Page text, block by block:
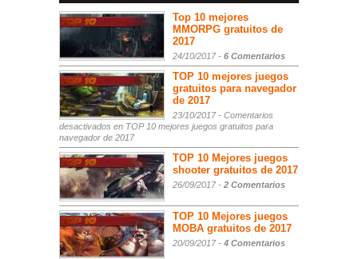
Top 10 mejores
MMORPG gratuitos de
2017
24/10/2017 - 6 Comentarios
TOP 10 mejores juegos
gratuitos para navegador
de 2017
23/10/2017 - Comentarios
desactivados en TOP 10 mejores juegos gratuitos para
navegador de 2017
TOP 10 Mejores juegos
shooter gratuitos de 2017
26/09/2017 - 2 Comentarios
TOP 10 Mejores juegos
MOBA gratuitos de 2017
20/09/2017 - 4 Comentarios